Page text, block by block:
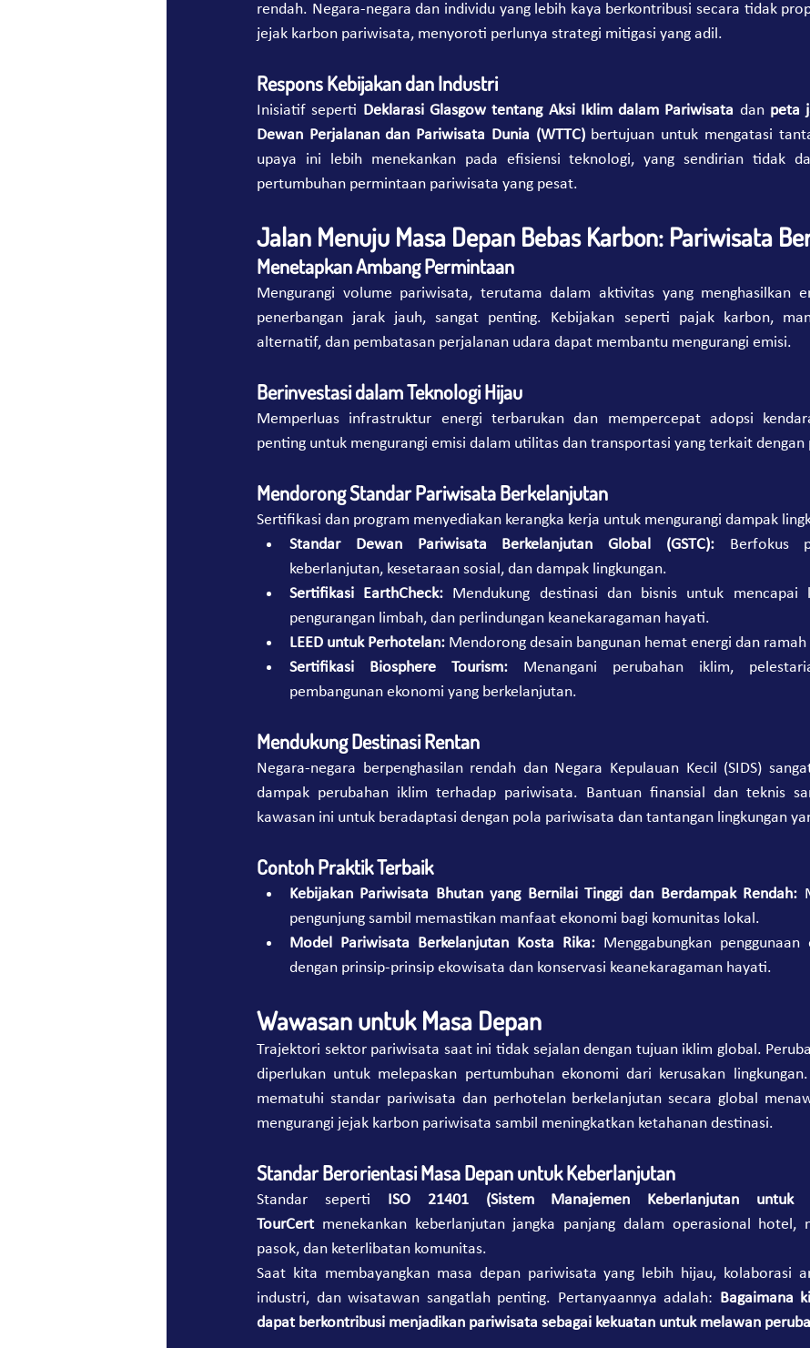
rendah. Negara-negara dan individu yang lebih kaya berkontribusi secara tidak
jejak karbon pariwisata, menyoroti perlunya strategi mitigasi yang adil.
Respons Kebijakan dan Industri
Inisiatif seperti Deklarasi Glasgow tentang Aksi Iklim dalam Pariwisata dan peta
Dewan Perjalanan dan Pariwisata Dunia (WTTC) bertujuan untuk mengatasi
upaya ini lebih menekankan pada efisiensi teknologi, yang sendirian tidak
pertumbuhan permintaan pariwisata yang pesat.
Jalan Menuju Masa Depan Bebas Karbon: Pariwisata
Menetapkan Ambang Permintaan
Mengurangi volume pariwisata, terutama dalam aktivitas yang menghasilkan
penerbangan jarak jauh, sangat penting. Kebijakan seperti pajak karbon,
alternatif, dan pembatasan perjalanan udara dapat membantu mengurangi emisi.
Berinvestasi dalam Teknologi Hijau
Memperluas infrastruktur energi terbarukan dan mempercepat adopsi
penting untuk mengurangi emisi dalam utilitas dan transportasi yang terkait
Mendorong Standar Pariwisata Berkelanjutan
Sertifikasi dan program menyediakan kerangka kerja untuk mengurangi dampak
Standar Dewan Pariwisata Berkelanjutan Global (GSTC): Berfokus
keberlanjutan, kesetaraan sosial, dan dampak lingkungan.
Sertifikasi EarthCheck: Mendukung destinasi dan bisnis untuk mencapai
pengurangan limbah, dan perlindungan keanekaragaman hayati.
LEED untuk Perhotelan: Mendorong desain bangunan hemat energi dan ramah
Sertifikasi Biosphere Tourism: Menangani perubahan iklim,
pembangunan ekonomi yang berkelanjutan.
Mendukung Destinasi Rentan
Negara-negara berpenghasilan rendah dan Negara Kepulauan Kecil (SIDS)
dampak perubahan iklim terhadap pariwisata. Bantuan finansial dan teknis
kawasan ini untuk beradaptasi dengan pola pariwisata dan tantangan lingkungan
Contoh Praktik Terbaik
Kebijakan Pariwisata Bhutan yang Bernilai Tinggi dan Berdampak Rendah:
pengunjung sambil memastikan manfaat ekonomi bagi komunitas lokal.
Model Pariwisata Berkelanjutan Kosta Rika: Menggabungkan
dengan prinsip-prinsip ekowisata dan konservasi keanekaragaman hayati.
Wawasan untuk Masa Depan
Trajektori sektor pariwisata saat ini tidak sejalan dengan tujuan iklim global.
diperlukan untuk melepaskan pertumbuhan ekonomi dari kerusakan
mematuhi standar pariwisata dan perhotelan berkelanjutan secara global
mengurangi jejak karbon pariwisata sambil meningkatkan ketahanan destinasi.
Standar Berorientasi Masa Depan untuk Keberlanjutan
Standar seperti ISO 21401 (Sistem Manajemen Keberlanjutan untuk
TourCert menekankan keberlanjutan jangka panjang dalam operasional hotel,
pasok, dan keterlibatan komunitas.
Saat kita membayangkan masa depan pariwisata yang lebih hijau, kolaborasi
industri, dan wisatawan sangatlah penting. Pertanyaannya adalah: Bagaimana
dapat berkontribusi menjadikan pariwisata sebagai kekuatan untuk melawan